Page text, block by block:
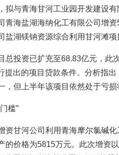
拟与青海甘河工业园开发建设
青海盐湖海纳化工有限公司增
盐湖镁钠资源综合利用甘河滩项
总投资已扩充至68.83亿元，此
提出的项目贷款条件。分析指
，但上半年该项目依然处于亏损
槛”
资甘河公司利用青海摩尔氯碱
的价格为5815万元。此次增资